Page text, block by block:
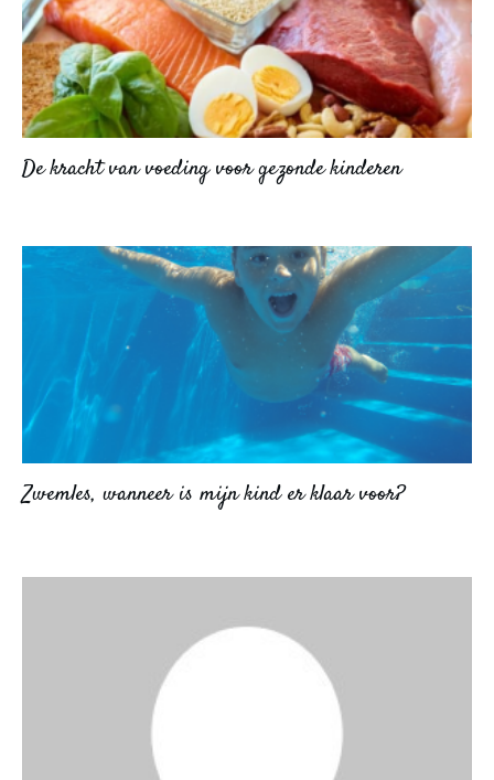
De kracht van voeding voor gezonde kinderen
Zwemles, wanneer is mijn kind er klaar voor?